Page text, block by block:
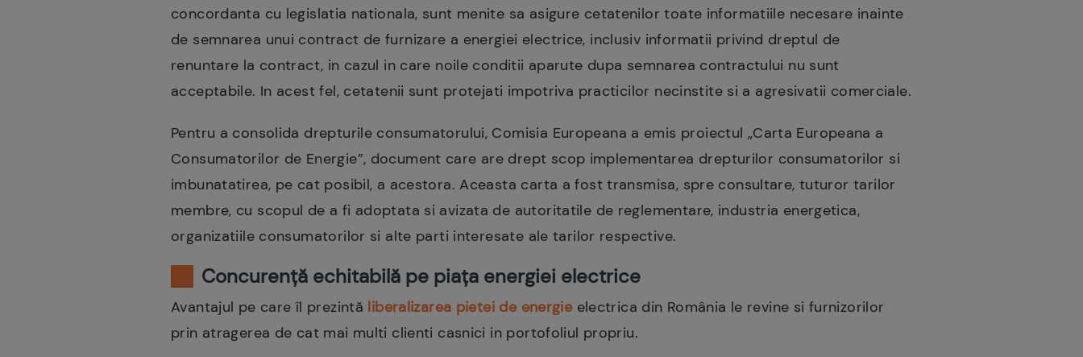
concordanta cu legislatia nationala, sunt menite sa asigure cetatenilor toate informatiile necesare inainte
de semnarea unui contract de furnizare a energiei electrice, inclusiv informatii privind dreptul de
renuntare la contract, in cazul in care noile conditii aparute dupa semnarea contractului nu sunt
acceptabile. In acest fel, cetatenii sunt protejati impotriva practicilor necinstite si a agresivatii comerciale.
Pentru a consolida drepturile consumatorului, Comisia Europeana a emis proiectul „Carta Europeana a
Consumatorilor de Energie”, document care are drept scop implementarea drepturilor consumatorilor si
imbunatatirea, pe cat posibil, a acestora. Aceasta carta a fost transmisa, spre consultare, tuturor tarilor
membre, cu scopul de a fi adoptata si avizata de autoritatile de reglementare, industria energetica,
organizatiile consumatorilor si alte parti interesate ale tarilor respective.
Concurență echitabilă pe piața energiei electrice
Avantajul pe care îl prezintă liberalizarea pietei de energie electrica din România le revine si furnizorilor
prin atragerea de cat mai multi clienti casnici in portofoliul propriu.